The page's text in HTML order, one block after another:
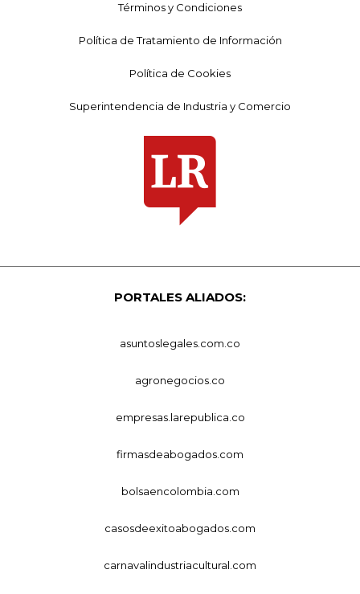
Términos y Condiciones
Política de Tratamiento de Información
Política de Cookies
Superintendencia de Industria y Comercio
PORTALES ALIADOS:
asuntoslegales.com.co
agronegocios.co
empresas.larepublica.co
firmasdeabogados.com
bolsaencolombia.com
casosdeexitoabogados.com
carnavalindustriacultural.com